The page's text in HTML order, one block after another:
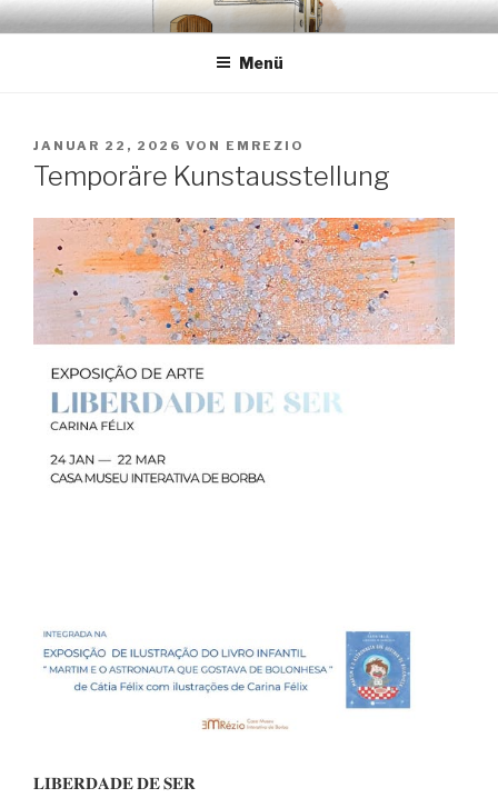
Zum
InhaltEMRÉZIO
Casa Museu Interativa de Borba
Menü
VERÖFFENTLICHT
AM
JANUAR 22, 2026 VON EMREZIO
Temporäre Kunstausstellung
𝐋𝐈𝐁𝐄𝐑𝐃𝐀𝐃𝐄 𝐃𝐄 𝐒𝐄𝐑